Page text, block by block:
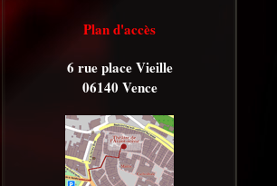
Plan d'accès
6 rue place Vieille
06140 Vence